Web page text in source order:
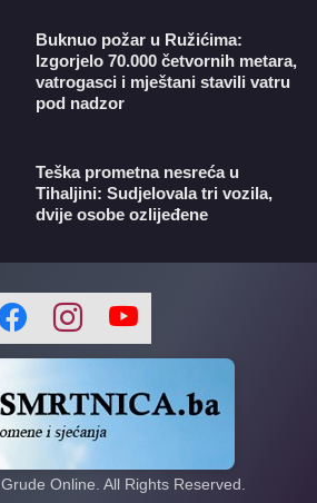
Buknuo požar u Ružićima:
Izgorjelo 70.000 četvornih metara,
vatrogasci i mještani stavili vatru
pod nadzor
Teška prometna nesreća u
Tihaljini: Sudjelovala tri vozila,
dvije osobe ozlijeđene
Grude Online. All Rights Reserved.